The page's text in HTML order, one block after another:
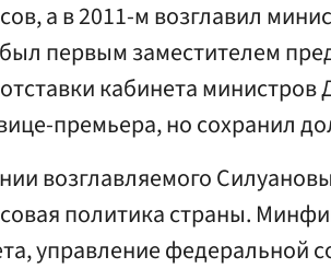
а в 2011-м возглавил
первым заместителем
кабинета
премьера, но сохранил
возглавляемого
политика страны.
управление федеральной